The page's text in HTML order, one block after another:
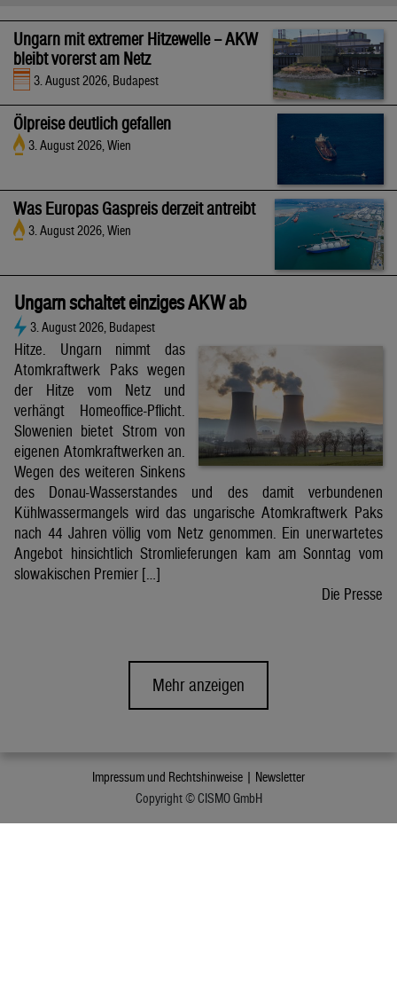
Ungarn mit extremer Hitzewelle – AKW
bleibt vorerst am Netz
3. August 2026, Budapest
Ölpreise deutlich gefallen
3. August 2026, Wien
Was Europas Gaspreis derzeit antreibt
3. August 2026, Wien
Ungarn schaltet einziges AKW ab
3. August 2026, Budapest
Hitze. Ungarn nimmt das
Atomkraftwerk Paks wegen
der Hitze vom Netz und
verhängt Homeoffice-Pflicht.
Slowenien bietet Strom von
eigenen Atomkraftwerken an.
Wegen des weiteren Sinkens
des Donau-Wasserstandes und des damit verbundenen
Kühlwassermangels wird das ungarische Atomkraftwerk Paks
nach 44 Jahren völlig vom Netz genommen. Ein unerwartetes
Angebot hinsichtlich Stromlieferungen kam am Sonntag vom
slowakischen Premier […]
Die Presse
Mehr anzeigen
Impressum und Rechtshinweise | Newsletter
Copyright © CISMO GmbH